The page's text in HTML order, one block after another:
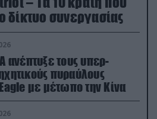
δίκτυο συνεργασίας
ανέπτυξε τους υπερ-
πυραύλους
με μέτωπο την Κίνα